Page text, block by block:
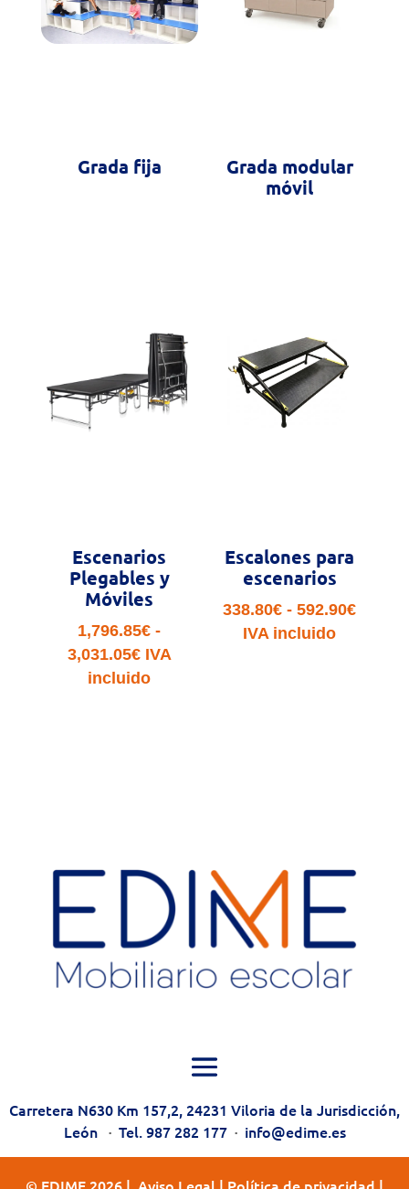
Grada fija
Grada modular
móvil
Escenarios
Plegables y
Móviles
1,796.85€ -
3,031.05€Rango
de
IVA
incluido
Escalones para
escenarios
338.80€ - 592.90€Rango
IVA incluido
Carretera N630 Km 157,2, 24231 Viloria de la Jurisdicción,
León· Tel. 987 282 177· info@edime.es